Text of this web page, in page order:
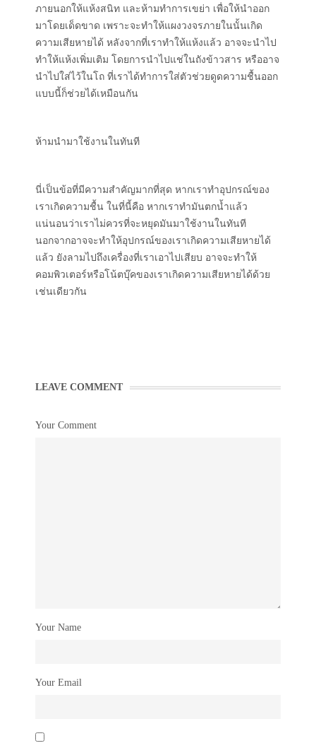
ภายนอกให้แห้งสนิท และห้ามทำการเขย่า เพื่อให้นำออก
มาโดยเด็ดขาด เพราะจะทำให้แผงวงจรภายในนั้นเกิด
ความเสียหายได้ หลังจากที่เราทำให้แห้งแล้ว อาจจะนำไป
ทำให้แห้งเพิ่มเติม โดยการนำไปแช่ในถังข้าวสาร หรืออาจ
นำไปใส่ไว้ในโถ ที่เราได้ทำการใส่ตัวช่วยดูดความชื้นออก
แบบนี้ก็ช่วยได้เหมือนกัน
ห้ามนำมาใช้งานในทันที
นี่เป็นข้อที่มีความสำคัญมากที่สุด หากเราทำอุปกรณ์ของ
เราเกิดความชื้น ในที่นี้คือ หากเราทำมันตกน้ำแล้ว
แน่นอนว่าเราไม่ควรที่จะหยุดมันมาใช้งานในทันที
นอกจากอาจจะทำให้อุปกรณ์ของเราเกิดความเสียหายได้
แล้ว ยังลามไปถึงเครื่องที่เราเอาไปเสียบ อาจจะทำให้
คอมพิวเตอร์หรือโน้ตบุ๊คของเราเกิดความเสียหายได้ด้วย
เช่นเดียวกัน
LEAVE COMMENT
Your Comment
Your Name
Your Email